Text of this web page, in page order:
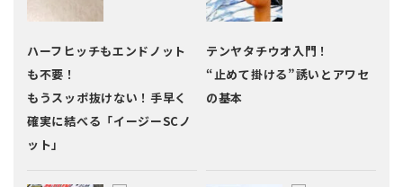
ハーフヒッチもエンドノット
も不要！
もうスッポ抜けない！手早く
確実に結べる「イージーSCノ
ット」
テンヤタチウオ入門！
“止めて掛ける”誘いとアワセ
の基本